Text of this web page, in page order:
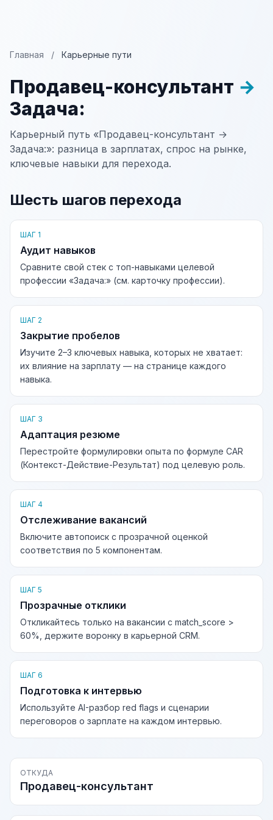
Главная / Карьерные пути
Продавец-консультант →
Задача:
Карьерный путь «Продавец-консультант →
Задача:»: разница в зарплатах, спрос на рынке,
ключевые навыки для перехода.
Шесть шагов перехода
ШАГ 1
Аудит навыков
Сравните свой стек с топ-навыками целевой
профессии «Задача:» (см. карточку профессии).
ШАГ 2
Закрытие пробелов
Изучите 2–3 ключевых навыка, которых не хватает:
их влияние на зарплату — на странице каждого
навыка.
ШАГ 3
Адаптация резюме
Перестройте формулировки опыта по формуле CAR
(Контекст-Действие-Результат) под целевую роль.
ШАГ 4
Отслеживание вакансий
Включите автопоиск с прозрачной оценкой
соответствия по 5 компонентам.
ШАГ 5
Прозрачные отклики
Откликайтесь только на вакансии с match_score >
60%, держите воронку в карьерной CRM.
ШАГ 6
Подготовка к интервью
Используйте AI-разбор red flags и сценарии
переговоров о зарплате на каждом интервью.
ОТКУДА
Продавец-консультант